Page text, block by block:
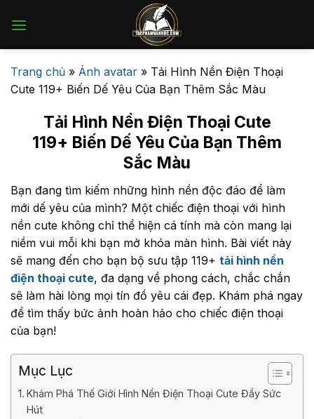
qua
Trang chủ » Ảnh avatar » Tải Hình Nền Điện Thoại
Cute 119+ Biến Dế Yêu Của Bạn Thêm Sắc Màu
Tải Hình Nền Điện Thoại Cute
119+ Biến Dế Yêu Của Bạn Thêm
Sắc Màu
Bạn đang tìm kiếm những hình nền độc đáo để làm
mới dế yêu của mình? Một chiếc điện thoại với hình
nền cute không chỉ thể hiện cá tính mà còn mang lại
niềm vui mỗi khi bạn mở khóa màn hình. Bài viết này
sẽ mang đến cho bạn bộ sưu tập 119+ tải hình nền
điện thoại cute, đa dạng về phong cách, chắc chắn
sẽ làm hài lòng mọi tín đồ yêu cái đẹp. Khám phá ngay
để tìm thấy bức ảnh hoàn hảo cho chiếc điện thoại
của bạn!
Mục Lục
Khám Phá Thế Giới Hình Nền Điện Thoại Cute Đầy Sức
Hút